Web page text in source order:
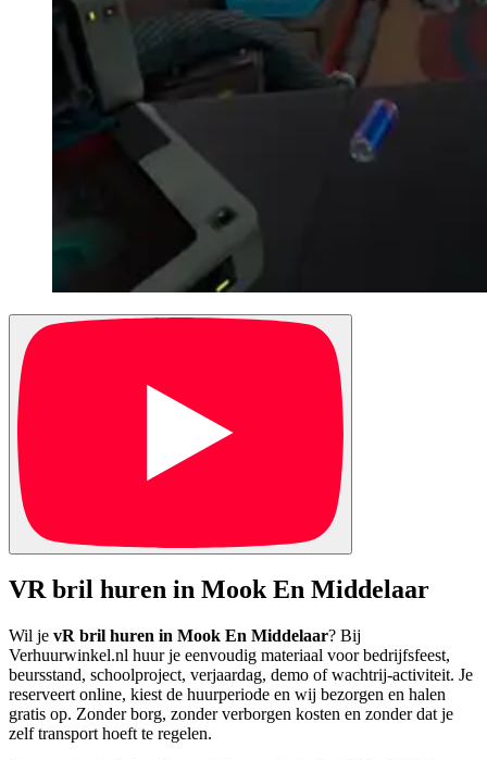
VR bril huren in Mook En Middelaar
Wil je vR bril huren in Mook En Middelaar? Bij
Verhuurwinkel.nl huur je eenvoudig materiaal voor bedrijfsfeest,
beursstand, schoolproject, verjaardag, demo of wachtrij-activiteit. Je
reserveert online, kiest de huurperiode en wij bezorgen en halen
gratis op. Zonder borg, zonder verborgen kosten en zonder dat je
zelf transport hoeft te regelen.